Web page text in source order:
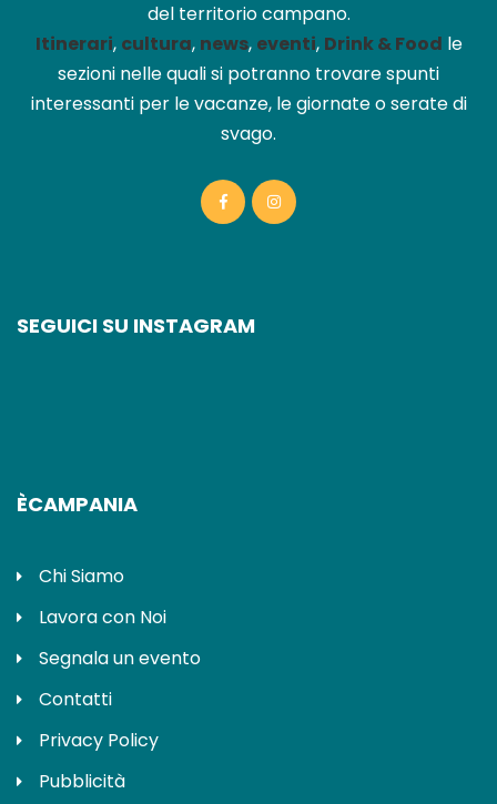
del territorio campano.
Itinerari, cultura, news, eventi, Drink & Food le
sezioni nelle quali si potranno trovare spunti
interessanti per le vacanze, le giornate o serate di
svago.
SEGUICI SU INSTAGRAM
ÈCAMPANIA
Chi Siamo
Lavora con Noi
Segnala un evento
Contatti
Privacy Policy
Pubblicità